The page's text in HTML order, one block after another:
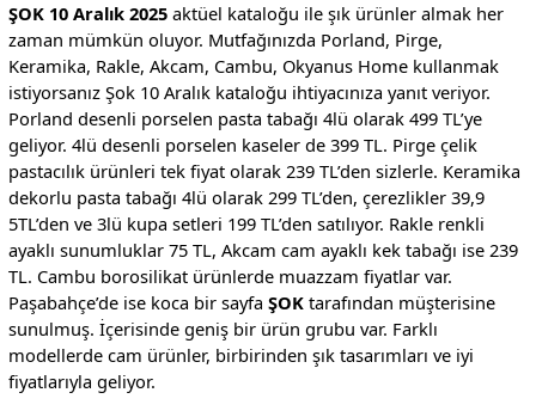
ŞOK 10 Aralık 2025aktüel kataloğu ile şık ürünler almak her
zaman mümkün oluyor. Mutfağınızda Porland, Pirge,
Keramika, Rakle, Akcam, Cambu, Okyanus Home kullanmak
istiyorsanız Şok 10 Aralık kataloğu ihtiyacınıza yanıt veriyor.
Porland desenli porselen pasta tabağı 4lü olarak 499 TL’ye
geliyor. 4lü desenli porselen kaseler de 399 TL. Pirge çelik
pastacılık ürünleri tek fiyat olarak 239 TL’den sizlerle. Keramika
dekorlu pasta tabağı 4lü olarak 299 TL’den, çerezlikler 39,9
5TL’den ve 3lü kupa setleri 199 TL’den satılıyor. Rakle renkli
ayaklı sunumluklar 75 TL, Akcam cam ayaklı kek tabağı ise 239
TL. Cambu borosilikat ürünlerde muazzam fiyatlar var.
Paşabahçe’de ise koca bir sayfa ŞOKtarafından müşterisine
sunulmuş. İçerisinde geniş bir ürün grubu var. Farklı
modellerde cam ürünler, birbirinden şık tasarımları ve iyi
fiyatlarıyla geliyor.